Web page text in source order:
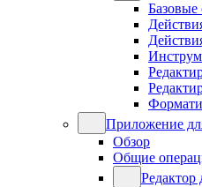
Базовые
Приложение
Обзор
Общие
Редактор